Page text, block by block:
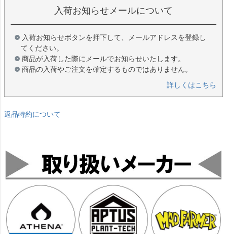
入荷お知らせメールについて
入荷お知らせボタンを押下して、メールアドレスを登録し
てください。
商品が入荷した際にメールでお知らせいたします。
商品の入荷やご注文を確定するものではありません。
詳しくはこちら
返品特約について